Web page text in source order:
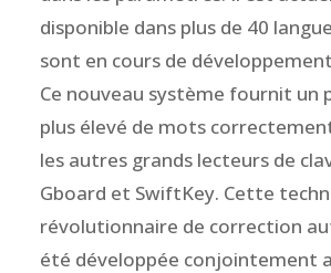
disponible dans plus de 40
sont en cours de
Ce nouveau système fournit un
plus élevé de mots
les autres grands lecteurs de
Gboard et SwiftKey. Cette
révolutionnaire de correction
été développée conjointement